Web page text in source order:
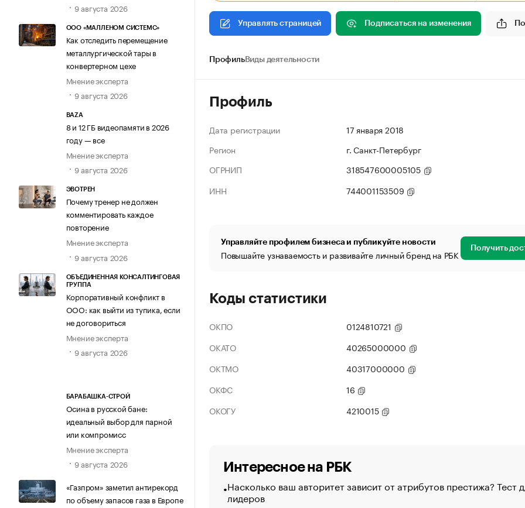
9 августа 2026
ООО «МАЛЛЕНОМ СИСТЕМС»
Как отследить перемещение
металлургической тары в
конвертерном цехе
Мнение эксперта
9 августа 2026
BAZA
8 и 12 ГБ видеопамяти в 2026
году — все
Мнение эксперта
9 августа 2026
ЭВОТРЕН
Почему тренер не должен
комментировать каждое
повторение
Мнение эксперта
9 августа 2026
ОБЪЕДИНЕННАЯ КОНСАЛТИНГОВАЯ
ГРУППА
Корпоративный конфликт в
ООО: как выйти из тупика, если
не договориться
Мнение эксперта
9 августа 2026
БАРАБАШКА-СТРОЙ
Осина в русской бане:
идеальный выбор для парной
или компромисс
Мнение эксперта
9 августа 2026
«Газпром» заметил антирекорд
по объему запасов газа в Европе
Управлять страницей Подписаться на изменения
ПрофильВиды деятельности
Профиль
Дата регистрации
17 января 2018
Регион
г. Санкт-Петербург
ОГРНИП
318547600005105
ИНН
744001153509
Управляйте профилем бизнеса и публикуйте новости
Повышайте узнаваемость и развивайте личный бренд на РБК Получить
Коды статистики
ОКПО
0124810721
ОКАТО
40265000000
ОКТМО
40317000000
ОКФС
16
ОКОГУ
4210015
Интересное на РБК
Насколько ваш авторитет зависит от атрибутов престижа? Тест
лидеров